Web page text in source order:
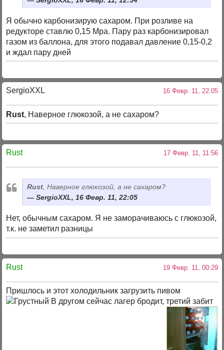
Я обычно карбонизирую сахаром. При розливе на
редукторе ставлю 0,15 Мра. Пару раз карбонизировал
газом из баллона, для этого подавал давление 0,15-0,2
и ждал пару дней
SergioXXL 16 Февр. 11, 22:05
Rust, Наверное глюкозой, а не сахаром?
Rust 17 Февр. 11, 11:56
Rust , Наверное глюкозой, а не сахаром?
SergioXXL, 16 Февр. 11, 22:05
Нет, обычным сахаром. Я не заморачиваюсь с глюкозой,
т.к. не заметил разницы
Rust 19 Февр. 11, 00:29
Пришлось и этот холодильник загрузить пивом
В другом сейчас лагер бродит, третий забит